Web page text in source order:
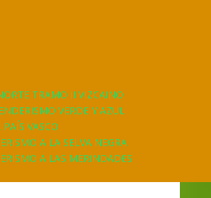
TRAMO II VIZCAINO
VERDE Y AZUL
VASCO
A LA SELVA NEGRA
A LAS MERINDADES